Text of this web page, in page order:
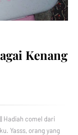
Kenang
Hadiah comel dari
Yasss, orang yang